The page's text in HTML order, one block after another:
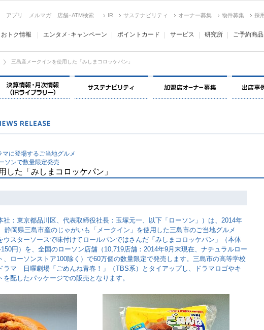
アプリ メルマガ 店舗･ATM検索 IR サステナビリティ オーナー募集 物件募集 採
トク情報 エンタメ･キャンペーン ポイントカード サービス 研究所 ご予約商品
三島産メークインを使用した「みしまコロッケパン」
情報
に登場するご当地グルメ
ソンで数量限定発売
した「みしまコロッケパン」
社：東京都品川区、代表取締役社長：玉塚元一、以下「ローソン」）は、2014年
静岡県三島市産のじゃがいも「メークイン」を使用した三島市のご当地グルメ
ウスターソースで味付けてロールパンではさんだ「みしまコロッケパン」（本体
円）を、全国のローソン店舗（10,719店舗：2014年9月末現在、ナチュラルロー
、ローソンストア100除く）で60万個の数量限定で発売します。三島市の高等学校
ラマ 日曜劇場「ごめんね青春！」（TBS系）とタイアップし、ドラマロゴやキ
を配したパッケージでの販売となります。